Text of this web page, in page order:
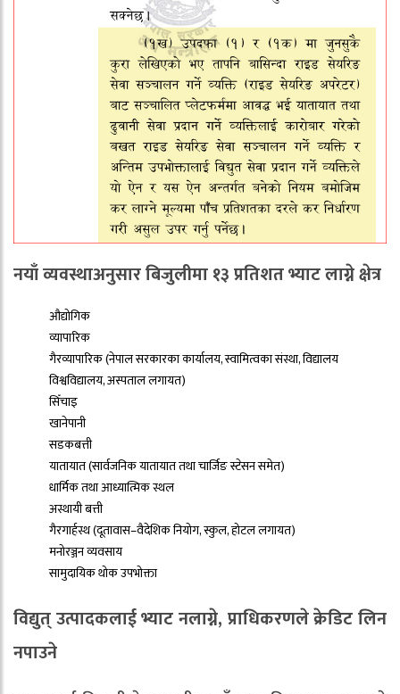
नयाँ व्यवस्थाअनुसार बिजुलीमा १३ प्रतिशत भ्याट लाग्ने क्षेत्र
औद्योगिक
व्यापारिक
गैरव्यापारिक (नेपाल सरकारका कार्यालय, स्वामित्वका संस्था, विद्यालय
विश्वविद्यालय, अस्पताल लगायत)
सिँचाइ
खानेपानी
सडकबत्ती
यातायात (सार्वजनिक यातायात तथा चार्जिङ स्टेसन समेत)
धार्मिक तथा आध्यात्मिक स्थल
अस्थायी बत्ती
गैरगार्हस्थ (दूतावास–वैदेशिक नियोग, स्कुल, होटल लगायत)
मनोरञ्जन व्यवसाय
सामुदायिक थोक उपभोक्ता
विद्युत् उत्पादकलाई भ्याट नलाग्ने, प्राधिकरणले क्रेडिट लिन
नपाउने